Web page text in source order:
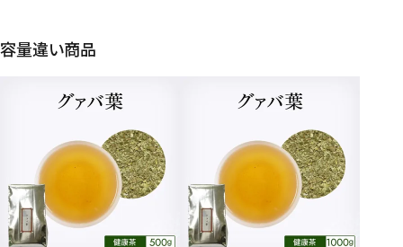
容量違い商品